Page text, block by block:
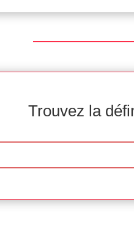
Trouvez la